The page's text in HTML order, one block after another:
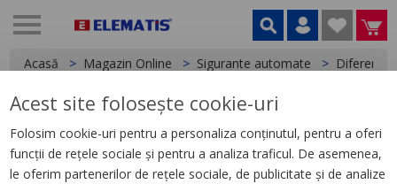
Acasă Magazin Online Sigurante automate
< Diferentiale
Intreruptor Automat
Acest site folosește cookie-uri
Folosim cookie-uri pentru a personaliza conținutul, pentru a oferi
funcții de rețele sociale și pentru a analiza traficul. De asemenea,
le oferim partenerilor de rețele sociale, de publicitate și de analize